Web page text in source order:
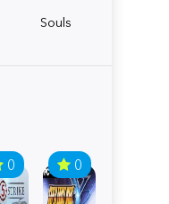
Souls
0 0